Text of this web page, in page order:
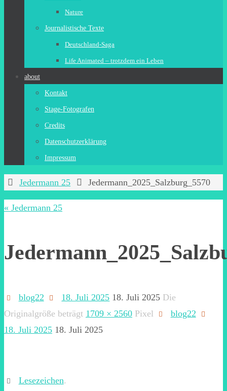
Nature
Journalistische Texte
Deutschland-Saga
Life Animated – trotzdem ein Leben
about
Kontakt
Stage-Fotografen
Credits
Datenschutzerklärung
Impressum
StartJedermann 25 Jedermann_2025_Salzburg_5570
« Jedermann 25
blog22 18. Juli 2025 18. Juli 2025 Die
Originalgröße beträgt 1709 × 2560 Pixel
blog22
18. Juli 2025 18. Juli 2025
Lesezeichen.